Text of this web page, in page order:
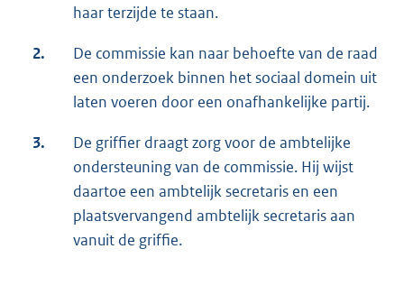
haar terzijde te staan.
2.
De commissie kan naar behoefte van de raad
een onderzoek binnen het sociaal domein uit
laten voeren door een onafhankelijke partij.
3.
De griffier draagt zorg voor de ambtelijke
ondersteuning van de commissie. Hij wijst
daartoe een ambtelijk secretaris en een
plaatsvervangend ambtelijk secretaris aan
vanuit de griffie.